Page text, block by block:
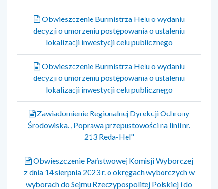
Obwieszczenie Burmistrza Helu o wydaniu
decyzji o umorzeniu postępowania o ustaleniu
lokalizacji inwestycji celu publicznego
Obwieszczenie Burmistrza Helu o wydaniu
decyzji o umorzeniu postępowania o ustaleniu
lokalizacji inwestycji celu publicznego
Zawiadomienie Regionalnej Dyrekcji Ochrony
Środowiska. ,,Poprawa przepustowości na linii nr.
213 Reda-Hel"
Obwieszczenie Państwowej Komisji Wyborczej
z dnia 14 sierpnia 2023 r. o okręgach wyborczych w
wyborach do Sejmu Rzeczypospolitej Polskiej i do